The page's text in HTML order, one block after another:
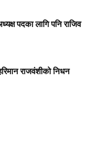
पदका लागि पनि राजिव
राजवंशीको निधन